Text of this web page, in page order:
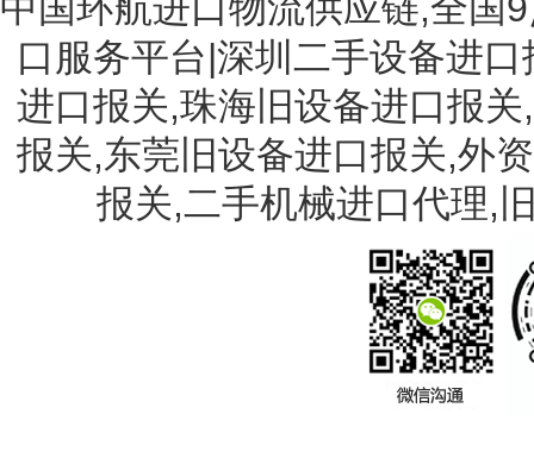
口服务平台|深圳二手设备进
进口报关,珠海旧设备进口报
报关,东莞旧设备进口报关,外
报关,二手机械进口代理,